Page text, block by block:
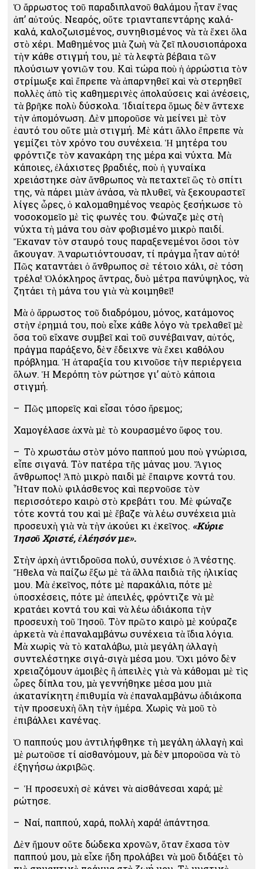
Ὁ ἄρρωστος τοῦ παραδιπλανοῦ θαλάμου ἦταν ἕνας
ἀπ’ αὐτούς. Νεαρός, οὔτε τριανταπεντάρης καλά-
καλά, καλοζωισμένος, συνηθισμένος νὰ τὰ ἔχει ὅλα
στὸ χέρι. Μαθημένος μιὰ ζωὴ νὰ ζεῖ πλουσιοπάροχα
τὴν κάθε στιγμή του, μὲ τὰ λεφτὰ βέβαια τῶν
πλούσιων γονιῶν του. Καὶ τώρα ποὺ ἡ ἀρρώστια τὸν
στρίμωξε καὶ ἔπρεπε νὰ ἀπαρνηθεῖ καὶ νὰ στερηθεῖ
πολλὲς ἀπὸ τὶς καθημερινὲς ἀπολαύσεις καὶ ἀνέσεις,
τὰ βρῆκε πολὺ δύσκολα. Ἰδιαίτερα ὅμως δὲν ἄντεχε
τὴν ἀπομόνωση. Δὲν μποροῦσε νὰ μείνει μὲ τὸν
ἑαυτό του οὔτε μιὰ στιγμή. Μὲ κάτι ἄλλο ἔπρεπε νὰ
γεμίζει τὸν χρόνο του συνέχεια. Ἡ μητέρα του
φρόντιζε τὸν κανακάρη της μέρα καὶ νύχτα. Μὰ
κάποιες, ἐλάχιστες βραδιές, ποὺ ἡ γυναίκα
χρειάστηκε σὰν ἄνθρωπος νὰ πεταχτεῖ ὣς τὸ σπίτι
της, νὰ πάρει μιὰν ἀνάσα, νὰ πλυθεῖ, νὰ ξεκουραστεῖ
λίγες ὧρες, ὁ καλομαθημένος νεαρὸς ξεσήκωσε τὸ
νοσοκομεῖο μὲ τὶς φωνές του. Φώναζε μὲς στὴ
νύχτα τὴ μάνα του σὰν φοβισμένο μικρὸ παιδί.
Ἔκαναν τὸν σταυρό τους παραξενεμένοι ὅσοι τὸν
ἄκουγαν. Ἀναρωτιόντουσαν, τί πράγμα ἦταν αὐτό!
Πῶς καταντάει ὁ ἄνθρωπος σὲ τέτοιο χάλι, σὲ τόση
τρέλα! Ὁλόκληρος ἄντρας, δυὸ μέτρα πανύψηλος, νὰ
ζητάει τὴ μάνα του γιὰ νὰ κοιμηθεῖ!
Μὰ ὁ ἄρρωστος τοῦ διαδρόμου, μόνος, κατάμονος
στὴν ἐρημιά του, ποὺ εἶχε κάθε λόγο νὰ τρελαθεῖ μὲ
ὅσα τοῦ εἴχανε συμβεῖ καὶ τοῦ συνέβαιναν, αὐτός,
πράγμα παράξενο, δὲν ἔδειχνε νὰ ἔχει καθόλου
πρόβλημα. Ἡ ἀταραξία του κινοῦσε τὴν περιέργεια
ὅλων. Ἡ Μερόπη τὸν ρώτησε γι’ αὐτὸ κάποια
στιγμή.
– Πῶς μπορεῖς καὶ εἶσαι τόσο ἤρεμος;
Χαμογέλασε ἀχνὰ μὲ τὸ κουρασμένο ὕφος του.
– Τὸ χρωστάω στὸν μόνο παππού μου ποὺ γνώρισα,
εἶπε σιγανά. Τὸν πατέρα τῆς μάνας μου. Ἅγιος
ἄνθρωπος! Ἀπὸ μικρὸ παιδὶ μὲ ἔπαιρνε κοντά του.
Ἦταν πολὺ φιλάσθενος καὶ περνοῦσε τὸν
περισσότερο καιρὸ στὸ κρεβάτι του. Μὲ φώναζε
τότε κοντά του καὶ μὲ ἔβαζε νὰ λέω συνέχεια μιὰ
προσευχὴ γιὰ νὰ τὴν ἀκούει κι ἐκεῖνος. «Κύριε
Ἰησοῦ Χριστέ, ἐλέησόν με».
Στὴν ἀρχὴ ἀντιδροῦσα πολύ, συνέχισε ὁ Ἀνέστης.
Ἤθελα νὰ παίζω ἔξω μὲ τὰ ἄλλα παιδιὰ τῆς ἡλικίας
μου. Μὰ ἐκεῖνος, πότε μὲ παρακάλια, πότε μὲ
ὑποσχέσεις, πότε μὲ ἀπειλές, φρόντιζε νὰ μὲ
κρατάει κοντά του καὶ νὰ λέω ἀδιάκοπα τὴν
προσευχὴ τοῦ Ἰησοῦ. Τὸν πρῶτο καιρὸ μὲ κούραζε
ἀρκετὰ νὰ ἐπαναλαμβάνω συνέχεια τὰ ἴδια λόγια.
Μὰ χωρὶς νὰ τὸ καταλάβω, μιὰ μεγάλη ἀλλαγὴ
συντελέστηκε σιγά-σιγὰ μέσα μου. Ὄχι μόνο δὲν
χρειαζόμουν ἀμοιβὲς ἢ ἀπειλὲς γιὰ νὰ κάθομαι μὲ τὶς
ὧρες δίπλα του, μὰ γεννήθηκε μέσα μου μιὰ
ἀκατανίκητη ἐπιθυμία νὰ ἐπαναλαμβάνω ἀδιάκοπα
τὴν προσευχὴ ὅλη τὴν ἡμέρα. Χωρὶς νὰ μοῦ τὸ
ἐπιβάλλει κανένας.
Ὁ παππούς μου ἀντιλήφθηκε τὴ μεγάλη ἀλλαγὴ καὶ
μὲ ρωτοῦσε τί αἰσθανόμουν, μὰ δὲν μποροῦσα νὰ τὸ
ἐξηγήσω ἀκριβῶς.
– Ἡ προσευχὴ σὲ κάνει νὰ αἰσθάνεσαι χαρά; μὲ
ρώτησε.
– Ναί, παππού, χαρά, πολλὴ χαρά! ἀπάντησα.
Δὲν ἤμουν οὔτε δώδεκα χρονῶν, ὅταν ἔχασα τὸν
παππού μου, μὰ εἶχε ἤδη προλάβει νὰ μοῦ διδάξει τὸ